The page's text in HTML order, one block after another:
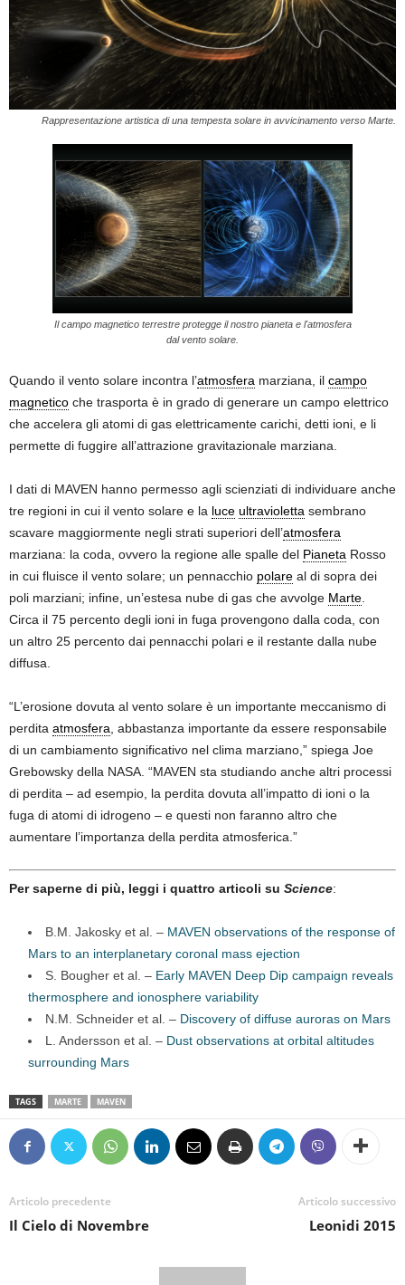
Rappresentazione artistica di una tempesta solare in avvicinamento verso Marte.
Il campo magnetico terrestre protegge il nostro pianeta e l'atmosfera
dal vento solare.
Quando il vento solare incontra l’atmosfera marziana, il campo
magnetico che trasporta è in grado di generare un campo elettrico
che accelera gli atomi di gas elettricamente carichi, detti ioni, e li
permette di fuggire all’attrazione gravitazionale marziana.
I dati di MAVEN hanno permesso agli scienziati di individuare anche
tre regioni in cui il vento solare e la luce ultravioletta sembrano
scavare maggiormente negli strati superiori dell’atmosfera
marziana: la coda, ovvero la regione alle spalle del Pianeta Rosso
in cui fluisce il vento solare; un pennacchio polare al di sopra dei
poli marziani; infine, un’estesa nube di gas che avvolge Marte
Circa il 75 percento degli ioni in fuga provengono dalla coda, con
un altro 25 percento dai pennacchi polari e il restante dalla nube
diffusa.
“L’erosione dovuta al vento solare è un importante meccanismo di
perdita atmosfera , abbastanza importante da essere responsabile
di un cambiamento significativo nel clima marziano,” spiega Joe
Grebowsky della NASA. “MAVEN sta studiando anche altri processi
di perdita – ad esempio, la perdita dovuta all’impatto di ioni o la
fuga di atomi di idrogeno – e questi non faranno altro che
aumentare l’importanza della perdita atmosferica.”
Per saperne di più, leggi i quattro articoli su Science:
B.M. Jakosky et al. – MAVEN observations of the response of
Mars to an interplanetary coronal mass ejection
S. Bougher et al. – Early MAVEN Deep Dip campaign reveals
thermosphere and ionosphere variability
N.M. Schneider et al. – Discovery of diffuse auroras on Mars
L. Andersson et al. – Dust observations at orbital altitudes
surrounding Mars
TAGS MARTE MAVEN
Articolo precedente
Il Cielo di Novembre
Articolo successivo
Leonidi 2015